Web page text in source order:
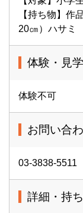
【持ち物】作
20㎝）ハサミ
体験・見学
体験不可
お問い合
03-3838-5511
詳細・持